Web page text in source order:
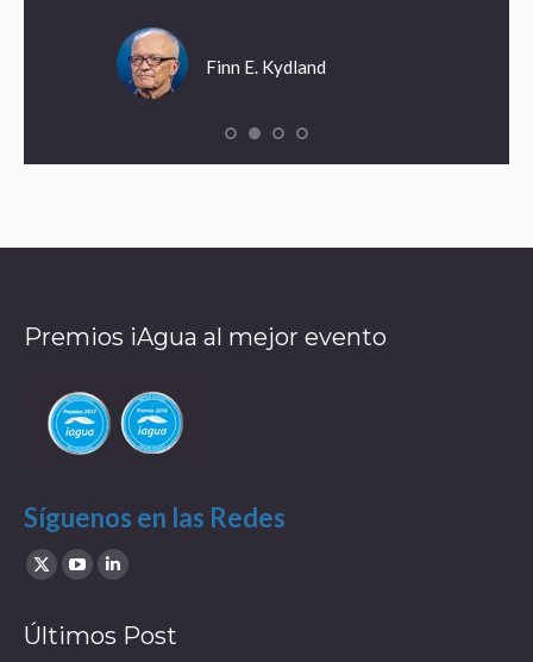
Finn E. Kydland
Premios iAgua al mejor evento
Síguenos en las Redes
Find us on:
X
opens
YouTube
opens
Linkedin
opens
Últimos Post